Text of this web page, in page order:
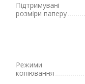
Підтримувані
розміри паперу
Режими
копіювання